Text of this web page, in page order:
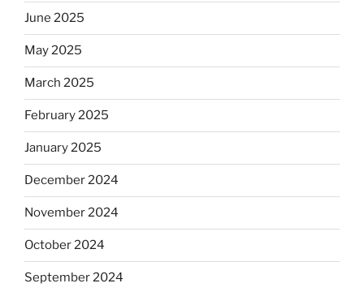
June 2025
May 2025
March 2025
February 2025
January 2025
December 2024
November 2024
October 2024
September 2024